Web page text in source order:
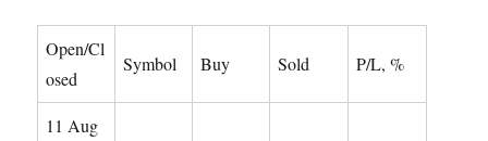
Open/Cl
osed
Symbol Buy Sold P/L, %
11 Aug